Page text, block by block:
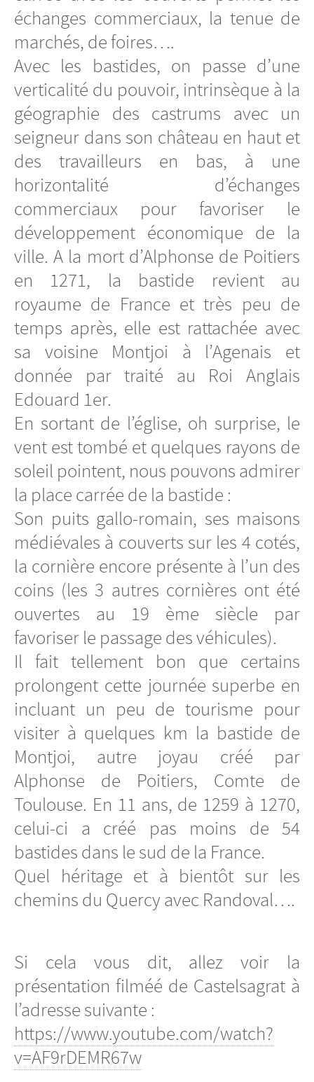
échanges commerciaux, la tenue de
marchés, de foires….
Avec les bastides, on passe d’une
verticalité du pouvoir, intrinsèque à la
géographie des castrums avec un
seigneur dans son château en haut et
des travailleurs en bas, à une
horizontalité d’échanges
commerciaux pour favoriser le
développement économique de la
ville. A la mort d’Alphonse de Poitiers
en 1271, la bastide revient au
royaume de France et très peu de
temps après, elle est rattachée avec
sa voisine Montjoi à l’Agenais et
donnée par traité au Roi Anglais
Edouard 1er.
En sortant de l’église, oh surprise, le
vent est tombé et quelques rayons de
soleil pointent, nous pouvons admirer
la place carrée de la bastide :
Son puits gallo-romain, ses maisons
médiévales à couverts sur les 4 cotés,
la cornière encore présente à l’un des
coins (les 3 autres cornières ont été
ouvertes au 19 ème siècle par
favoriser le passage des véhicules).
Il fait tellement bon que certains
prolongent cette journée superbe en
incluant un peu de tourisme pour
visiter à quelques km la bastide de
Montjoi, autre joyau créé par
Alphonse de Poitiers, Comte de
Toulouse. En 11 ans, de 1259 à 1270,
celui-ci a créé pas moins de 54
bastides dans le sud de la France.
Quel héritage et à bientôt sur les
chemins du Quercy avec Randoval….
Si cela vous dit, allez voir la
présentation filméé de Castelsagrat à
l’adresse suivante :
https://www.youtube.com/watch?
v=AF9rDEMR67w